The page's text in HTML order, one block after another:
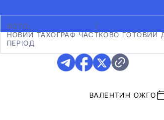
ФОТО:
НОВИЙ ТАХОГРАФ ЧАСТКОВО ГОТОВИЙ
ПЕРІОД
ВАЛЕНТИН ОЖГО